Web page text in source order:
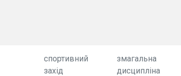
спортивний
захід
змагальна
дисципліна